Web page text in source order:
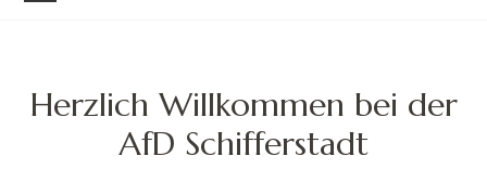
Herzlich Willkommen bei der
AfD Schifferstadt